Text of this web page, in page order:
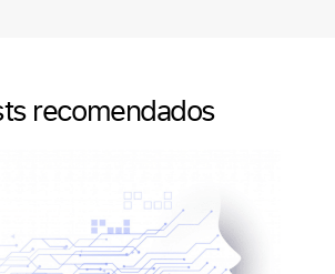
recomendados